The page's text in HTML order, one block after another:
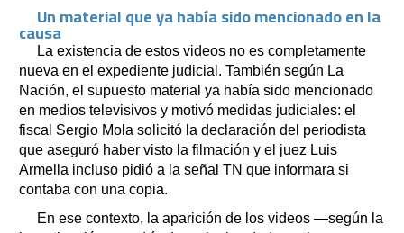
Un material que ya había sido mencionado en la
causa
La existencia de estos videos no es completamente
nueva en el expediente judicial. También según La
Nación, el supuesto material ya había sido mencionado
en medios televisivos y motivó medidas judiciales: el
fiscal Sergio Mola solicitó la declaración del periodista
que aseguró haber visto la filmación y el juez Luis
Armella incluso pidió a la señal TN que informara si
contaba con una copia.
En ese contexto, la aparición de los videos —según la